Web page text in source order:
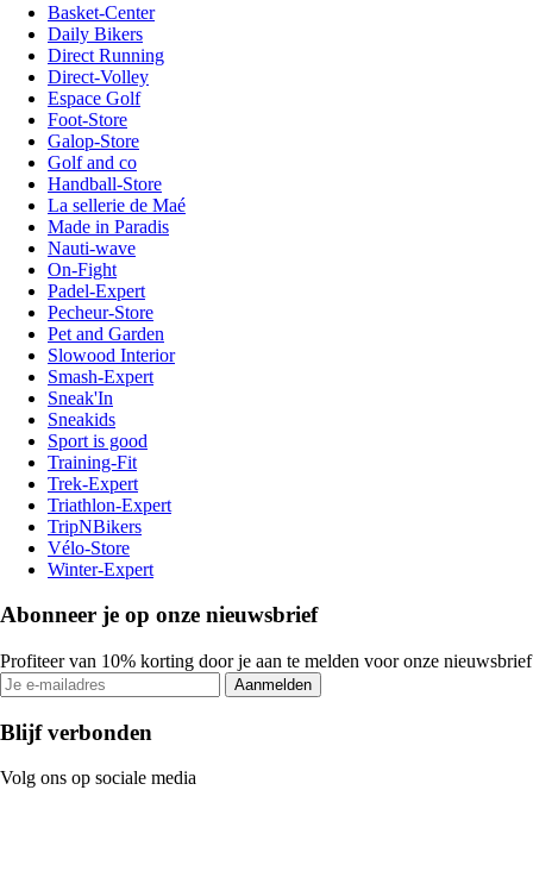
Basket-Center
Daily Bikers
Direct Running
Direct-Volley
Espace Golf
Foot-Store
Galop-Store
Golf and co
Handball-Store
La sellerie de Maé
Made in Paradis
Nauti-wave
On-Fight
Padel-Expert
Pecheur-Store
Pet and Garden
Slowood Interior
Smash-Expert
Sneak'In
Sneakids
Sport is good
Training-Fit
Trek-Expert
Triathlon-Expert
TripNBikers
Vélo-Store
Winter-Expert
Abonneer je op onze nieuwsbrief
Profiteer van 10% korting door je aan te melden voor onze nieuwsbrief
Aanmelden
Blijf verbonden
Volg ons op sociale media